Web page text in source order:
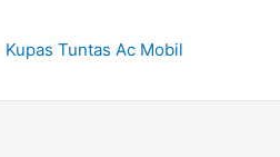
Kupas Tuntas Ac Mobil